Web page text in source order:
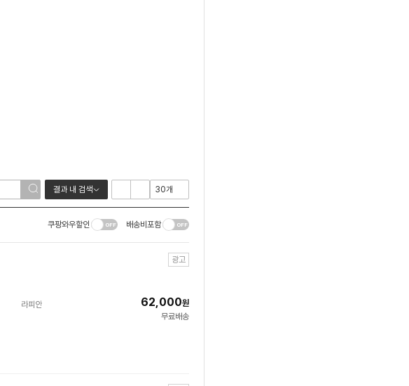
결과 내 검색
쿠팡와우할인 배송비포함
광고
라피안 62,000원
무료배송